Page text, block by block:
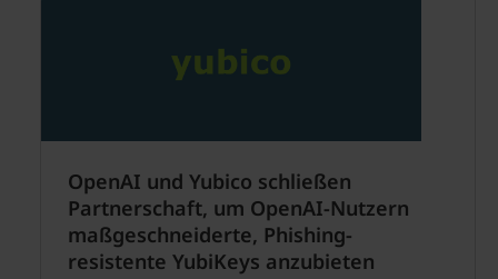
OpenAI und Yubico schließen
Partnerschaft, um OpenAI-Nutzern
maßgeschneiderte, Phishing-
resistente YubiKeys anzubieten